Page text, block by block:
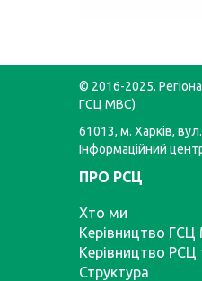
© 2016-2025.
ГСЦ МВС)
61013, м. Харків,
Інформаційний
ПРО РСЦ
Хто ми
Керівництво
Керівництво
Структура